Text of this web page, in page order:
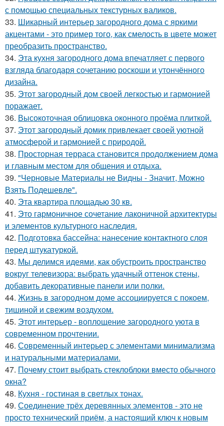
с помощью специальных текстурных валиков.
33. Шикарный интерьер загородного дома с яркими
акцентами - это пример того, как смелость в цвете может
преобразить пространство.
34. Эта кухня загородного дома впечатляет с первого
взгляда благодаря сочетанию роскоши и утончённого
дизайна.
35. Этот загородный дом своей легкостью и гармонией
поражает.
36. Высокоточная облицовка оконного проёма плиткой.
37. Этот загородный домик привлекает своей уютной
атмосферой и гармонией с природой.
38. Просторная терраса становится продолжением дома
и главным местом для общения и отдыха.
39. "Черновые Материалы не Видны - Значит, Можно
Взять Подешевле".
40. Эта квартира площадью 30 кв.
41. Это гармоничное сочетание лаконичной архитектуры
и элементов культурного наследия.
42. Подготовка бассейна: нанесение контактного слоя
перед штукатуркой.
43. Мы делимся идеями, как обустроить пространство
вокруг телевизора: выбрать удачный оттенок стены,
добавить декоративные панели или полки.
44. Жизнь в загородном доме ассоциируется с покоем,
тишиной и свежим воздухом.
45. Этот интерьер - воплощение загородного уюта в
современном прочтении.
46. Современный интерьер с элементами минимализма
и натуральными материалами.
47. Почему стоит выбрать стеклоблоки вместо обычного
окна?
48. Кухня - гостиная в светлых тонах.
49. Соединение трёх деревянных элементов - это не
просто технический приём, а настоящий ключ к новым